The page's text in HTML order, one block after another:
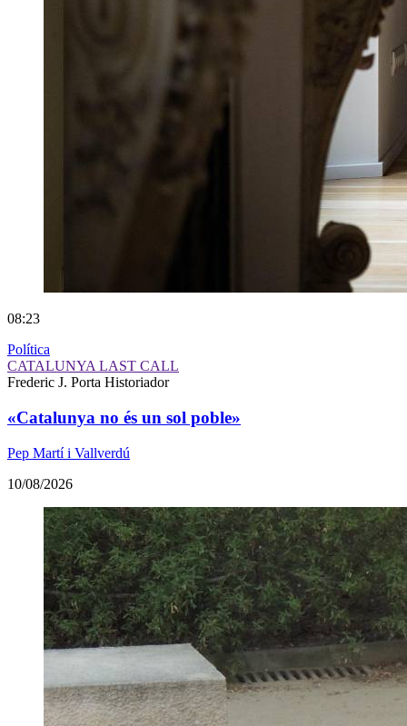
08:23
Política
CATALUNYA LAST CALL
Frederic J. Porta Historiador
«Catalunya no és un sol poble»
Pep Martí i Vallverdú
10/08/2026